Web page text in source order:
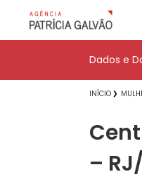
Dados e
INÍCIO
–